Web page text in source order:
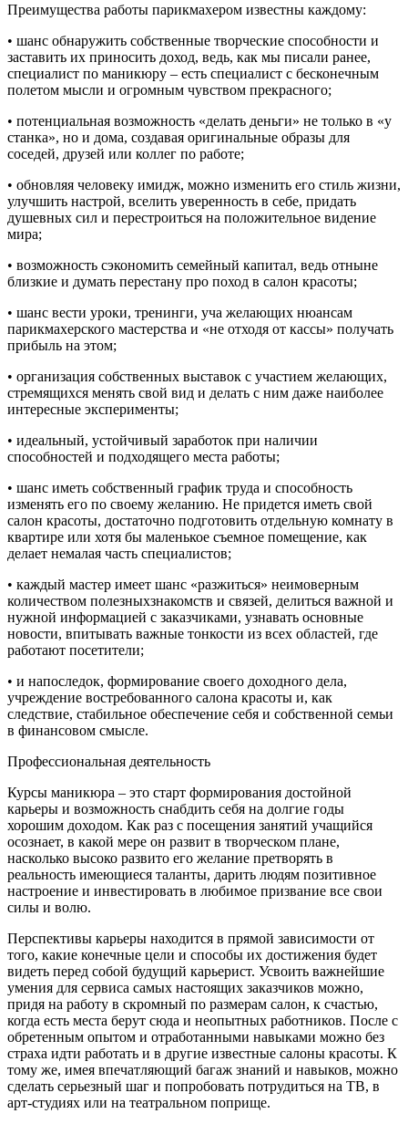
Преимущества работы парикмахером известны каждому:
• шанс обнаружить собственные творческие способности и
заставить их приносить доход, ведь, как мы писали ранее,
специалист по маникюру – есть специалист с бесконечным
полетом мысли и огромным чувством прекрасного;
• потенциальная возможность «делать деньги» не только в «у
станка», но и дома, создавая оригинальные образы для
соседей, друзей или коллег по работе;
• обновляя человеку имидж, можно изменить его стиль жизни,
улучшить настрой, вселить уверенность в себе, придать
душевных сил и перестроиться на положительное видение
мира;
• возможность сэкономить семейный капитал, ведь отныне
близкие и думать перестану про поход в салон красоты;
• шанс вести уроки, тренинги, уча желающих нюансам
парикмахерского мастерства и «не отходя от кассы» получать
прибыль на этом;
• организация собственных выставок с участием желающих,
стремящихся менять свой вид и делать с ним даже наиболее
интересные эксперименты;
• идеальный, устойчивый заработок при наличии
способностей и подходящего места работы;
• шанс иметь собственный график труда и способность
изменять его по своему желанию. Не придется иметь свой
салон красоты, достаточно подготовить отдельную комнату в
квартире или хотя бы маленькое съемное помещение, как
делает немалая часть специалистов;
• каждый мастер имеет шанс «разжиться» неимоверным
количеством полезныхзнакомств и связей, делиться важной и
нужной информацией с заказчиками, узнавать основные
новости, впитывать важные тонкости из всех областей, где
работают посетители;
• и напоследок, формирование своего доходного дела,
учреждение востребованного салона красоты и, как
следствие, стабильное обеспечение себя и собственной семьи
в финансовом смысле.
Профессиональная деятельность
Курсы маникюра – это старт формирования достойной
карьеры и возможность снабдить себя на долгие годы
хорошим доходом. Как раз с посещения занятий учащийся
осознает, в какой мере он развит в творческом плане,
насколько высоко развито его желание претворять в
реальность имеющиеся таланты, дарить людям позитивное
настроение и инвестировать в любимое призвание все свои
силы и волю.
Перспективы карьеры находится в прямой зависимости от
того, какие конечные цели и способы их достижения будет
видеть перед собой будущий карьерист. Усвоить важнейшие
умения для сервиса самых настоящих заказчиков можно,
придя на работу в скромный по размерам салон, к счастью,
когда есть места берут сюда и неопытных работников. После с
обретенным опытом и отработанными навыками можно без
страха идти работать и в другие известные салоны красоты. К
тому же, имея впечатляющий багаж знаний и навыков, можно
сделать серьезный шаг и попробовать потрудиться на ТВ, в
арт-студиях или на театральном поприще.